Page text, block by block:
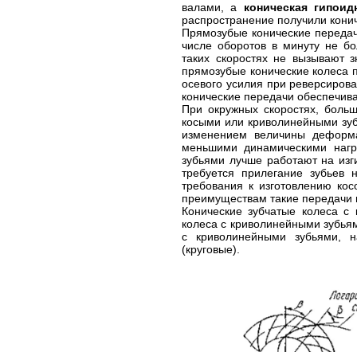
валами, а коническая
распространение получили
Прямозубые конические
числе оборотов в минуту не
таких скоростях не вызывают
прямозубые конические колеса
осевого усилия при
конические передачи
При окружных скоростях,
косыми или криволинейными
изменением величины
меньшими динамическими
зубьями лучше работают на
требуется прилегание
требования к изготовлению
преимуществам такие
Конические зубчатые колеса
колеса с криволинейными
с криволинейными зубьями,
(круговые).